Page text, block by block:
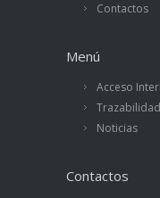
Contactos
Menú
Acceso
Trazabilidad
Noticias
Contactos